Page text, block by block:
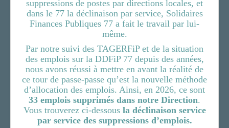
suppressions de postes par directions locales, et
dans le 77 la déclinaison par service, Solidaires
Finances Publiques 77 a fait le travail par lui-
même.
Par notre suivi des TAGERFiP et de la situation
des emplois sur la DDFiP 77 depuis des années,
nous avons réussi à mettre en avant la réalité de
ce tour de passe-passe qu’est la nouvelle méthode
d’allocation des emplois. Ainsi, en 2026, ce sont
33 emplois supprimés dans notre Direction.
Vous trouverez ci-dessous la déclinaison service
par service des suppressions d’emplois.